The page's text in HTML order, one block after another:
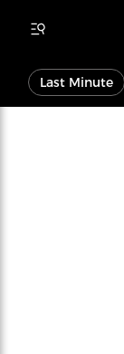
Last Minute